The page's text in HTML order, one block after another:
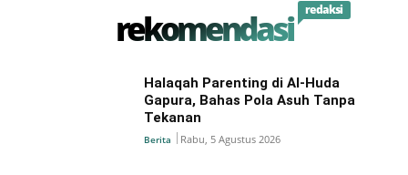
rekomendasi redaksi
Halaqah Parenting di Al-Huda
Gapura, Bahas Pola Asuh Tanpa
Tekanan
Berita Rabu, 5 Agustus 2026